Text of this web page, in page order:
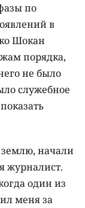
по
в
Шокан
порядка,
не было
служебное
начали
журналист.
один из
меня за